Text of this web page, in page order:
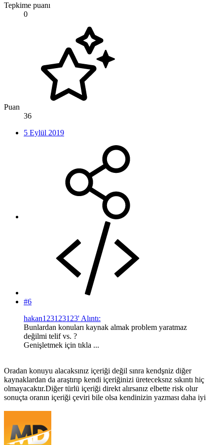
Tepkime puanı
0
Puan
36
5 Eylül 2019
#6
hakan123123123' Alıntı:
Bunlardan konuları kaynak almak problem yaratmaz
değilmi telif vs. ?
Genişletmek için tıkla ...
Oradan konuyu alacaksınız içeriği değil sınra kendşniz diğer
kaynaklardan da araştırıp kendi içeriğinizi üreteceksnz sıkıntı hiç
olmayacaktır.Diğer türlü içeriği direkt alırsanız elbette risk olur
sonuçta oranın içeriği çeviri bile olsa kendinizin yazması daha iyi